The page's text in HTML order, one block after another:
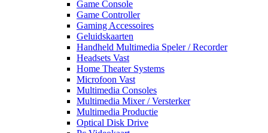
Game Console
Game Controller
Gaming Accessoires
Geluidskaarten
Handheld Multimedia Speler / Recorder
Headsets Vast
Home Theater Systems
Microfoon Vast
Multimedia Consoles
Multimedia Mixer / Versterker
Multimedia Productie
Optical Disk Drive